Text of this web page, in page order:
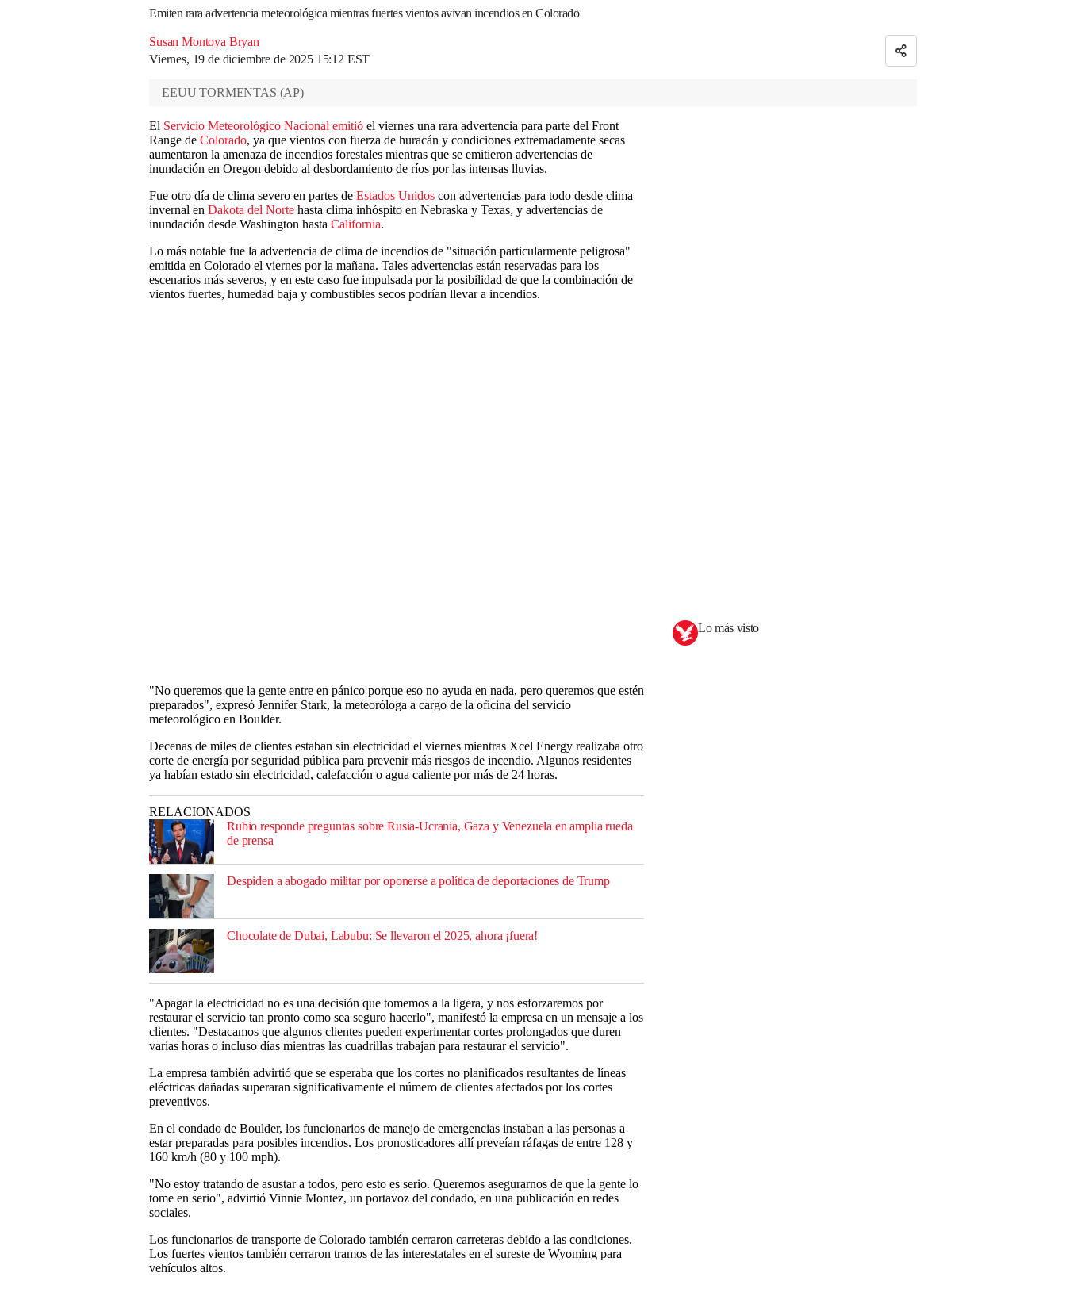
Emiten rara advertencia meteorológica mientras fuertes vientos avivan incendios en Colorado
Susan Montoya Bryan
Viernes, 19 de diciembre de 2025 15:12 EST
EEUU TORMENTAS (AP)
El Servicio Meteorológico Nacional emitió el viernes una rara advertencia para parte del Front
Range de Colorado, ya que vientos con fuerza de huracán y condiciones extremadamente secas
aumentaron la amenaza de incendios forestales mientras que se emitieron advertencias de
inundación en Oregon debido al desbordamiento de ríos por las intensas lluvias.
Fue otro día de clima severo en partes de Estados Unidos con advertencias para todo desde clima
invernal en Dakota del Norte hasta clima inhóspito en Nebraska y Texas, y advertencias de
inundación desde Washington hasta California.
Lo más notable fue la advertencia de clima de incendios de "situación particularmente peligrosa"
emitida en Colorado el viernes por la mañana. Tales advertencias están reservadas para los
escenarios más severos, y en este caso fue impulsada por la posibilidad de que la combinación de
vientos fuertes, humedad baja y combustibles secos podrían llevar a incendios.
"No queremos que la gente entre en pánico porque eso no ayuda en nada, pero queremos que estén
preparados", expresó Jennifer Stark, la meteoróloga a cargo de la oficina del servicio
meteorológico en Boulder.
Decenas de miles de clientes estaban sin electricidad el viernes mientras Xcel Energy realizaba otro
corte de energía por seguridad pública para prevenir más riesgos de incendio. Algunos residentes
ya habían estado sin electricidad, calefacción o agua caliente por más de 24 horas.
RELACIONADOS
Rubio responde preguntas sobre Rusia-Ucrania, Gaza y Venezuela en amplia rueda
de prensa
Despiden a abogado militar por oponerse a política de deportaciones de Trump
Chocolate de Dubai, Labubu: Se llevaron el 2025, ahora ¡fuera!
"Apagar la electricidad no es una decisión que tomemos a la ligera, y nos esforzaremos por
restaurar el servicio tan pronto como sea seguro hacerlo", manifestó la empresa en un mensaje a los
clientes. "Destacamos que algunos clientes pueden experimentar cortes prolongados que duren
varias horas o incluso días mientras las cuadrillas trabajan para restaurar el servicio".
La empresa también advirtió que se esperaba que los cortes no planificados resultantes de líneas
eléctricas dañadas superaran significativamente el número de clientes afectados por los cortes
preventivos.
En el condado de Boulder, los funcionarios de manejo de emergencias instaban a las personas a
estar preparadas para posibles incendios. Los pronosticadores allí preveían ráfagas de entre 128 y
160 km/h (80 y 100 mph).
"No estoy tratando de asustar a todos, pero esto es serio. Queremos asegurarnos de que la gente lo
tome en serio", advirtió Vinnie Montez, un portavoz del condado, en una publicación en redes
sociales.
Los funcionarios de transporte de Colorado también cerraron carreteras debido a las condiciones.
Los fuertes vientos también cerraron tramos de las interestatales en el sureste de Wyoming para
vehículos altos.
Lo más visto